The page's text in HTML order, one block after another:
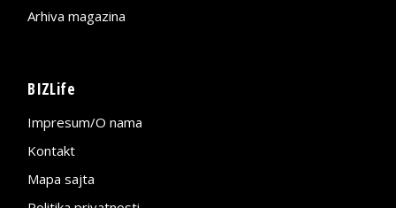
Arhiva magazina
BIZLife
Impresum/O nama
Kontakt
Mapa sajta